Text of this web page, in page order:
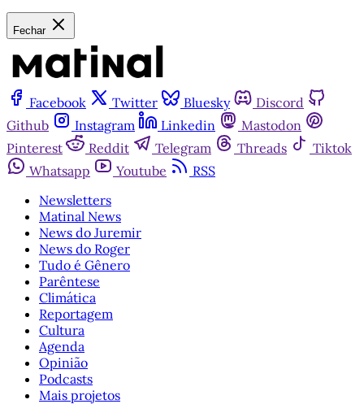
Fechar
Facebook Twitter Bluesky
Discord
Github
Instagram Linkedin
Mastodon
Pinterest
Reddit Telegram Threads
Tiktok
Whatsapp
Youtube
RSS
Newsletters
Matinal News
News do Juremir
News do Roger
Tudo é Gênero
Parêntese
Climática
Reportagem
Cultura
Agenda
Opinião
Podcasts
Mais projetos